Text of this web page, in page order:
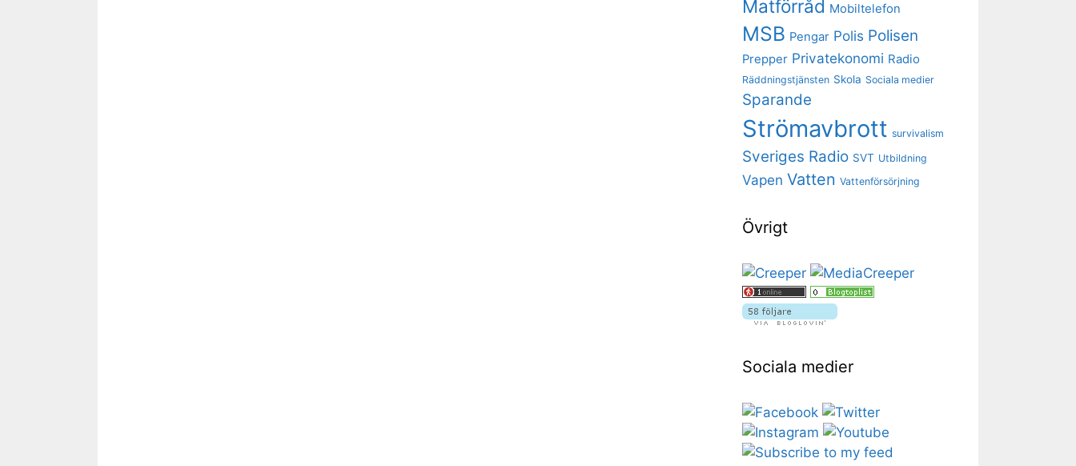
Matförråd Mobiltelefon
MSB Pengar Polis Polisen
Prepper Privatekonomi Radio
Räddningstjänsten Skola Sociala medier
Sparande
Strömavbrott survivalism
Sveriges Radio SVT Utbildning
Vapen Vatten Vattenförsörjning
Övrigt
Sociala medier